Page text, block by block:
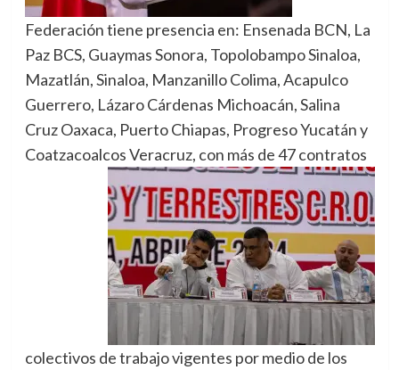
Federación tiene presencia en: Ensenada BCN, La
Paz BCS, Guaymas Sonora, Topolobampo Sinaloa,
Mazatlán, Sinaloa, Manzanillo Colima, Acapulco
Guerrero, Lázaro Cárdenas Michoacán, Salina
Cruz Oaxaca, Puerto Chiapas, Progreso Yucatán y
CoatzacoalcosVeracruz, con más de 47 contratos
colectivos de trabajo vigentes por medio de los